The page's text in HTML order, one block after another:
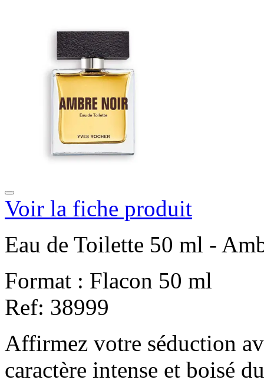
Voir la fiche produit
Eau de Toilette 50 ml -
Format : Flacon 50 ml
Ref: 38999
Affirmez votre séduction
caractère intense et boisé